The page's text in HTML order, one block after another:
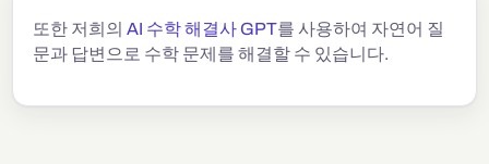
또한 저희의AI 수학 해결사 GPT를 사용하여 자연어 질
문과 답변으로 수학 문제를 해결할 수 있습니다.